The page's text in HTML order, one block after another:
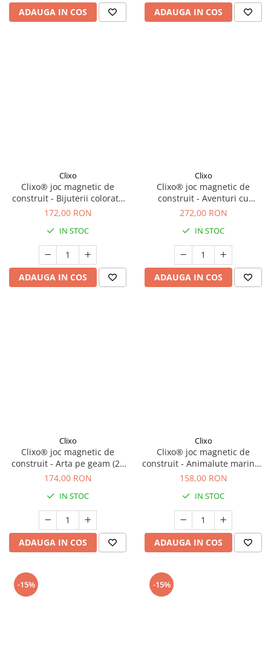
ADAUGA IN COS ADAUGA IN COS
Clixo
Clixo® joc magnetic de
construit - Bijuterii colorate
(28 piese)
172,00 RON
IN STOC
ADAUGA IN COS
Clixo
Clixo® joc magnetic de
construit - Aventuri cu
dinozauri (36 piese)
272,00 RON
IN STOC
ADAUGA IN COS
Clixo
Clixo® joc magnetic de
construit - Arta pe geam (24
piese)
174,00 RON
IN STOC
ADAUGA IN COS
Clixo
Clixo® joc magnetic de
construit - Animalute marine (
24 piese)
158,00 RON
IN STOC
ADAUGA IN COS
-15% -15%